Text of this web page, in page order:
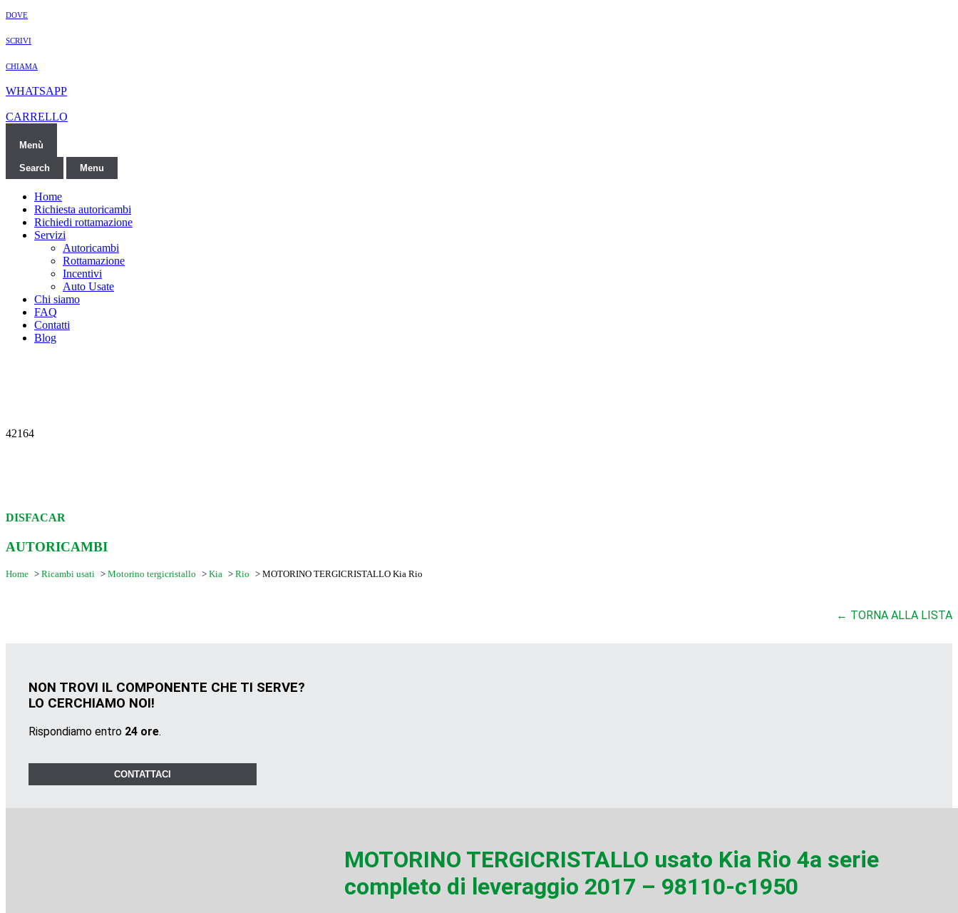
DOVE
SCRIVI
CHIAMA
WHATSAPP
CARRELLO
Menù
Search Menu
Home
Richiesta autoricambi
Richiedi rottamazione
Servizi
Autoricambi
Rottamazione
Incentivi
Auto Usate
Chi siamo
FAQ
Contatti
Blog
42164
DISFACAR
AUTORICAMBI
Home > Ricambi usati > Motorino tergicristallo > Kia > Rio > MOTORINO TERGICRISTALLO Kia Rio
← TORNA ALLA LISTA
NON TROVI IL COMPONENTE CHE TI SERVE?
LO CERCHIAMO NOI!
Rispondiamo entro 24 ore.
CONTATTACI
MOTORINO TERGICRISTALLO usato Kia Rio 4a serie
completo di leveraggio 2017 – 98110-c1950